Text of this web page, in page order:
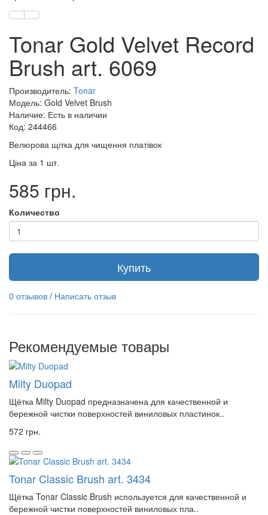
Tonar Gold Velvet Record
Brush art. 6069
Производитель: Tonar
Модель: Gold Velvet Brush
Наличие: Есть в наличии
Код: 244466
Велюрова щітка для чищення платівок
Ціна за 1 шт.
585 грн.
Количество
Купить
0 отзывов / Написать отзыв
Рекомендуемые товары
Milty Duopad
Щётка Milty Duopad предназначена для качественной и
бережной чистки поверхностей виниловых пластинок..
572 грн.
Tonar Classic Brush art. 3434
Щётка Tonar Classic Brush используется для качественной и
бережной чистки поверхностей виниловых пла..